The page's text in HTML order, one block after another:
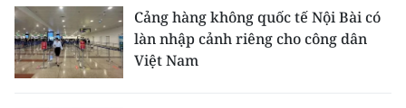
Cảng hàng không quốc tế Nội Bài có
làn nhập cảnh riêng cho công dân
Việt Nam